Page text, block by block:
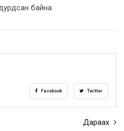
байна.
Facebook Twitter
Дараах